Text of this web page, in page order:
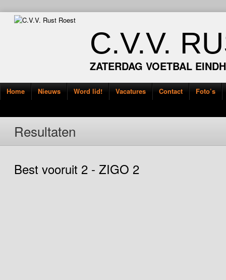
C.V.V.
ZATERDAG VOETBAL
Home Nieuws Word lid! Vacatures Contact Foto’s
Resultaten
Best vooruit 2 - ZIGO 2